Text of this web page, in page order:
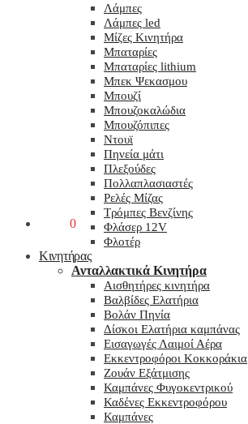
0
Λάμπες
Λάμπες led
Μίζες Κινητήρα
Μπαταρίες
Μπαταρίες lithium
Μπεκ Ψεκασμου
Μπουζί
Μπουζοκαλώδια
Μπουζόπιπες
Ντουϊ
Πηνεία μάτι
Πλεξούδες
Πολλαπλασιαστές
Ρελές Μίζας
Τρόμπες Βενζίνης
Φλάσερ 12V
Φλοτέρ
Κινητήρας
Ανταλλακτικά Κινητήρα
Αισθητήρες κινητήρα
Βαλβίδες Ελατήρια
Βολάν Πηνία
Δίσκοι Ελατήρια καμπάνας
Εισαγωγές Λαιμοί Αέρα
Εκκεντροφόροι Κοκκοράκια
Ζουάν Εξάτμισης
Καμπάνες Φυγοκεντρικού
Καδένες Εκκεντροφόρου
Καμπάνες